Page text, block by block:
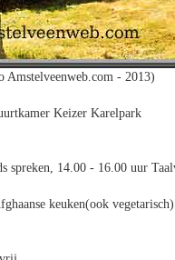
Amstelveenweb.com - 2013)
Keizer Karelpark
spreken, 14.00 - 16.00 uur
keuken(ook